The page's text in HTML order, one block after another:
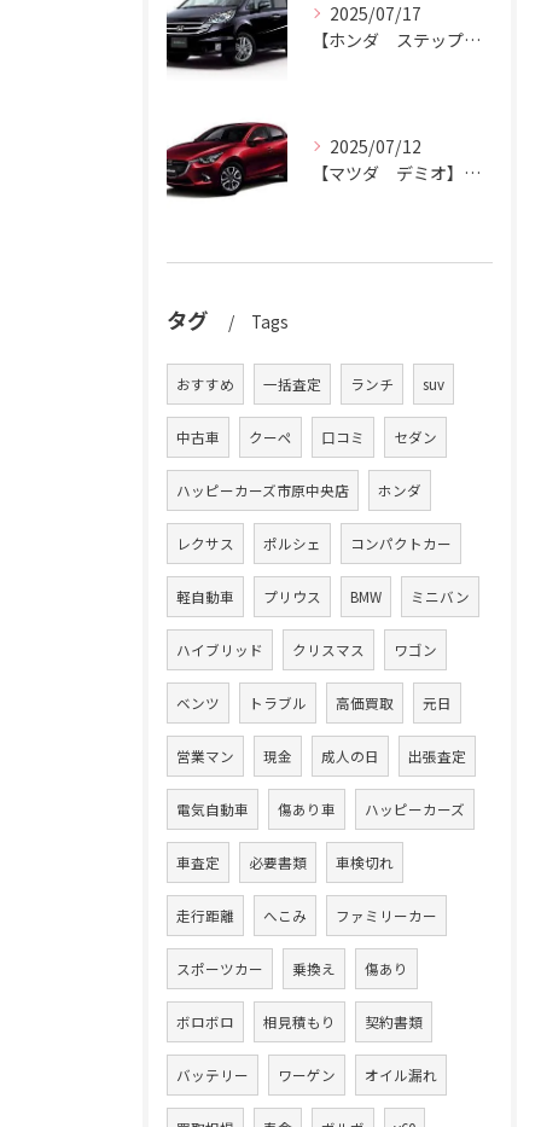
2025/07/17
【ホンダ ステップワゴン】ハッピーカーズ市原中央店がステップワゴン買取ります。
2025/07/12
【マツダ デミオ】デミオの買取りはハッピーカーズ市原中央店におまかせ。
タグ Tags
おすすめ 一括査定 ランチ suv
中古車 クーペ 口コミ セダン
ハッピーカーズ市原中央店 ホンダ
レクサス ポルシェ コンパクトカー
軽自動車 プリウス BMW ミニバン
ハイブリッド クリスマス ワゴン
ベンツ トラブル 高価買取 元日
営業マン 現金 成人の日 出張査定
電気自動車 傷あり車 ハッピーカーズ
車査定 必要書類 車検切れ
走行距離 へこみ ファミリーカー
スポーツカー 乗換え 傷あり
ボロボロ 相見積もり 契約書類
バッテリー ワーゲン オイル漏れ